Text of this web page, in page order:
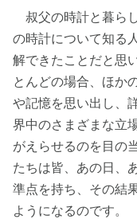
叔父の時計と暮ら
の時計について知る
解できたことだと思
とんどの場合、ほか
や記憶を思い出し、
界中のさまざまな立
がえらせるのを目の
たちは皆、あの日、
準点を持ち、その結
ようになるのです。